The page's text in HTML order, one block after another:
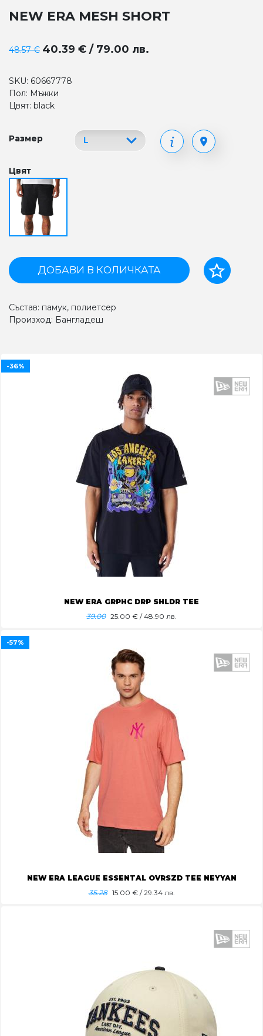
NEW ERA MESH SHORT
48.57 € 40.39 € / 79.00 лв.
SKU: 60667778
Пол: Мъжки
Цвят: black
Размер
Цвят
ДОБАВИ В КОЛИЧКАТА
Състав: памук, полиетсер
Произход: Бангладеш
NEW ERA GRPHC DRP SHLDR TEE
39.00 25.00 € / 48.90 лв.
-36%
NEW ERA LEAGUE ESSENTAL OVRSZD TEE NEYYAN
35.28 15.00 € / 29.34 лв.
-57%